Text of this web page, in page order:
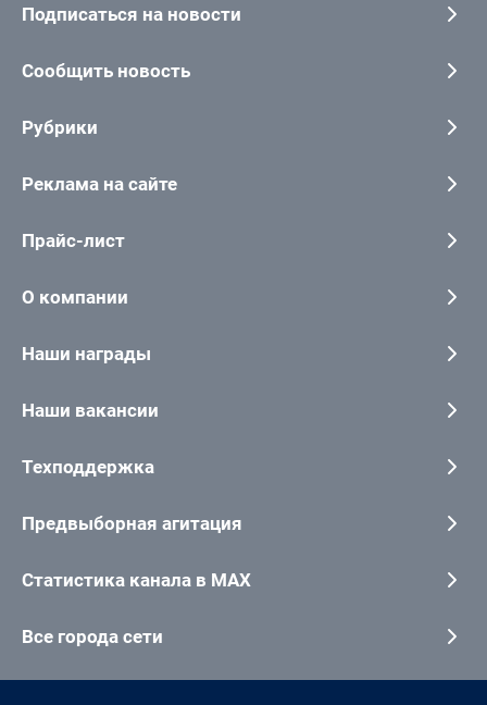
Подписаться на новости
Сообщить новость
Рубрики
Реклама на сайте
Прайс-лист
О компании
Наши награды
Наши вакансии
Техподдержка
Предвыборная агитация
Статистика канала в MAX
Все города сети